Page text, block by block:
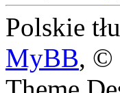
Polskie
MyBB, ©